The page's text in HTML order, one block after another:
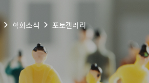
학회소식 포토갤러리